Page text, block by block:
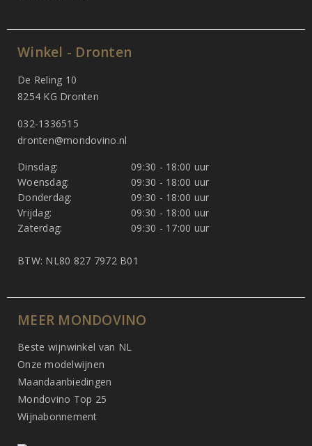
Winkel - Dronten
De Reling 10
8254 KG Dronten
032-1336515
dronten@mondovino.nl
Dinsdag:
09:30 - 18:00 uur
Woensdag:
09:30 - 18:00 uur
Donderdag:
09:30 - 18:00 uur
Vrijdag:
09:30 - 18:00 uur
Zaterdag:
09:30 - 17:00 uur
BTW: NL80 827 7972 B01
MEER MONDOVINO
Beste wijnwinkel van NL
Onze modelwijnen
Maandaanbiedingen
Mondovino Top 25
Wijnabonnement